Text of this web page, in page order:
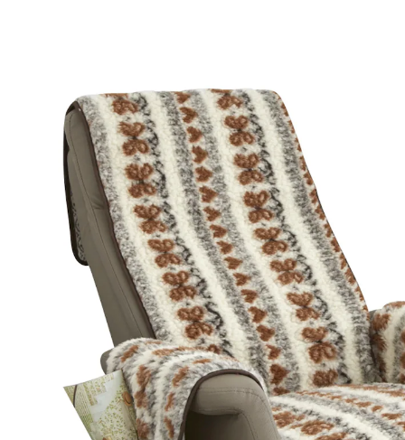
Variantefolklore
In den Warenkorb
Sofort lieferbar - in 2-3 Werktagen bei Ihnen
Komfortabler Schutz für Ihren Lieblingssessel!
Der Schurwoll Sesselschoner mit Fußteil ist die
perfekte Ergänzung für Ihren Lieblingssessel.